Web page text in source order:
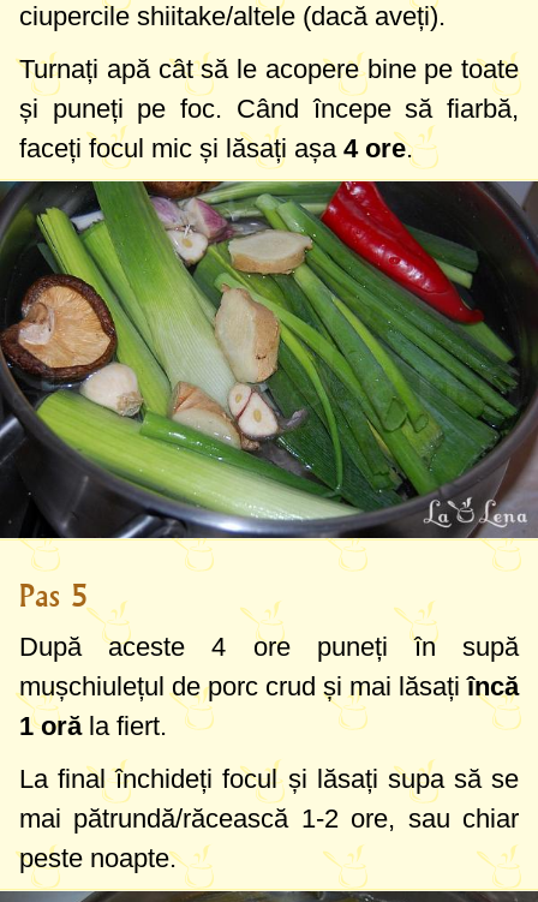
ciupercile shiitake/altele (dacă aveți).
Turnați apă cât să le acopere bine pe toate
și puneți pe foc. Când începe să fiarbă,
faceți focul mic și lăsați așa 4 ore.
Pas 5
După aceste 4 ore puneți în supă
mușchiulețul de porc crud și mai lăsațiîncă
1 orăla fiert.
La final închideți focul și lăsați supa să se
mai pătrundă/răcească 1-2 ore, sau chiar
peste noapte.